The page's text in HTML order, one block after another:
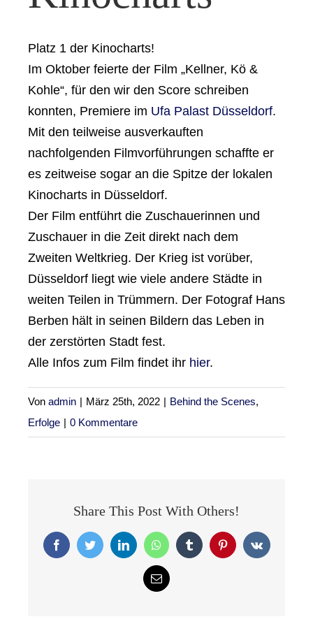
Platz 1 der Kinocharts!
Im Oktober feierte der Film „Kellner, Kö &
Kohle“, für den wir den Score schreiben
konnten, Premiere im Ufa Palast Düsseldorf.
Mit den teilweise ausverkauften
nachfolgenden Filmvorführungen schaffte er
es zeitweise sogar an die Spitze der lokalen
Kinocharts in Düsseldorf.
Der Film entführt die Zuschauerinnen und
Zuschauer in die Zeit direkt nach dem
Zweiten Weltkrieg. Der Krieg ist vorüber,
Düsseldorf liegt wie viele andere Städte in
weiten Teilen in Trümmern. Der Fotograf Hans
Berben hält in seinen Bildern das Leben in
der zerstörten Stadt fest.
Alle Infos zum Film findet ihr hier.
Von admin | März 25th, 2022 | Behind the Scenes,
Erfolge | 0 Kommentare
Share This Post With Others!
FacebookTwitterLinkedInWhatsAppTumblrPinterestVk
E-
Mail